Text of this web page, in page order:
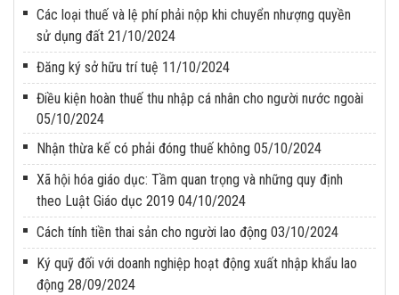
Các loại thuế và lệ phí phải nộp khi chuyển nhượng quyền
sử dụng đất 21/10/2024
Đăng ký sở hữu trí tuệ 11/10/2024
Điều kiện hoàn thuế thu nhập cá nhân cho người nước ngoài
05/10/2024
Nhận thừa kế có phải đóng thuế không 05/10/2024
Xã hội hóa giáo dục: Tầm quan trọng và những quy định
theo Luật Giáo dục 2019 04/10/2024
Cách tính tiền thai sản cho người lao động 03/10/2024
Ký quỹ đối với doanh nghiệp hoạt động xuất nhập khẩu lao
động 28/09/2024